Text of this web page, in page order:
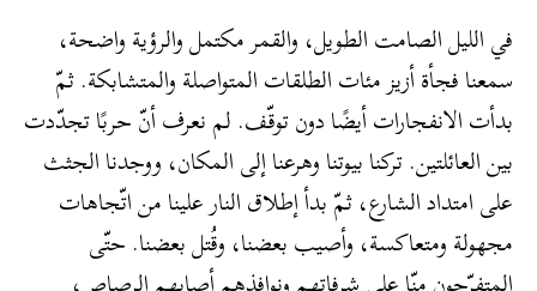
في الليل الصامت الطويل، والقمر مكتمل والرؤية واضحة،
سمعنا فجأة أزيز مئات الطلقات المتواصلة والمتشابكة. ثمّ
بدأت الانفجارات أيضًا دون توقّف. لم نعرف أنّ حربًا تجدّدت
بين العائلتين. تركنا بيوتنا وهرعنا إلى المكان، ووجدنا الجثث
على امتداد الشارع، ثمّ بدأ إطلاق النار علينا من اتّجاهات
مجهولة ومتعاكسة، وأصيب بعضنا، وقُتل بعضنا. حتّى